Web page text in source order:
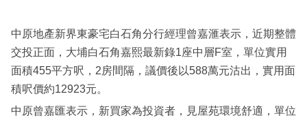
區
中原地產新界東豪宅白石角分行經理曾嘉滙表示，近期整體
交投正面，大埔白石角嘉熙最新錄1座中層F室，單位實用
面積455平方呎，2房間隔，議價後以588萬元沽出，實用面
積呎價約12923元。
中原曾嘉匯表示，新買家為投資者，見屋苑環境舒適，單位